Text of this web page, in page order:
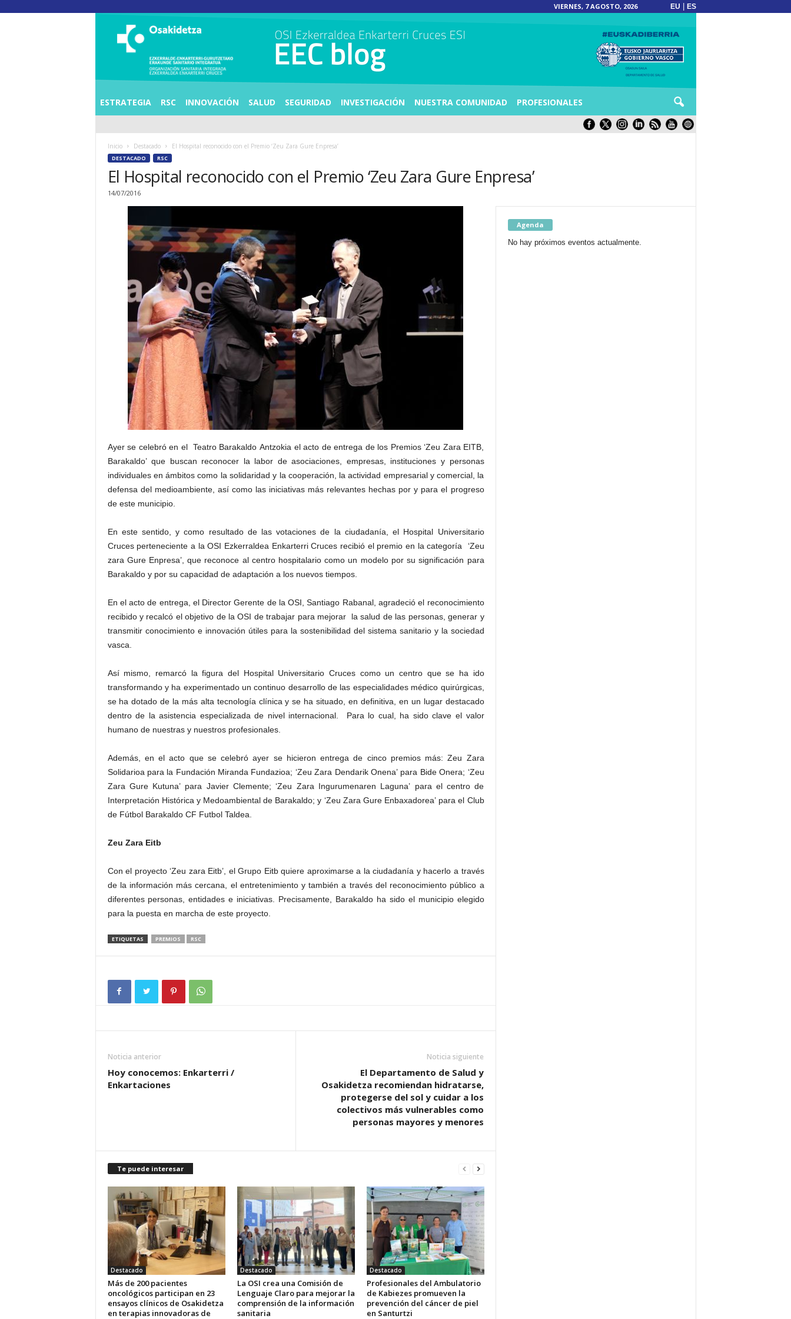
VIERNES, 7 AGOSTO, 2026 EU ES
A
ESTRATEGIA RSC INNOVACIÓN SALUD SEGURIDAD INVESTIGACIÓN NUESTRA COMUNIDAD PROFESIONALES
Inicio Destacado El Hospital reconocido con el Premio ‘Zeu Zara Gure Enpresa’
DESTACADO RSC
El Hospital reconocido con el Premio ‘Zeu Zara Gure Enpresa’
14/07/2016
Ayer se celebró en el Teatro Barakaldo Antzokia el acto de entrega de los Premios ‘Zeu Zara EITB,
Barakaldo’ que buscan reconocer la labor de asociaciones, empresas, instituciones y personas
individuales en ámbitos como la solidaridad y la cooperación, la actividad empresarial y comercial, la
defensa del medioambiente, así como las iniciativas más relevantes hechas por y para el progreso
de este municipio.
En este sentido, y como resultado de las votaciones de la ciudadanía, el Hospital Universitario
Cruces perteneciente a la OSI Ezkerraldea Enkarterri Cruces recibió el premio en la categoría ‘Zeu
zara Gure Enpresa’, que reconoce al centro hospitalario como un modelo por su significación para
Barakaldo y por su capacidad de adaptación a los nuevos tiempos.
En el acto de entrega, el Director Gerente de la OSI, Santiago Rabanal, agradeció el reconocimiento
recibido y recalcó el objetivo de la OSI de trabajar para mejorar la salud de las personas, generar y
transmitir conocimiento e innovación útiles para la sostenibilidad del sistema sanitario y la sociedad
vasca.
Así mismo, remarcó la figura del Hospital Universitario Cruces como un centro que se ha ido
transformando y ha experimentado un continuo desarrollo de las especialidades médico quirúrgicas,
se ha dotado de la más alta tecnología clínica y se ha situado, en definitiva, en un lugar destacado
dentro de la asistencia especializada de nivel internacional. Para lo cual, ha sido clave el valor
humano de nuestras y nuestros profesionales.
Además, en el acto que se celebró ayer se hicieron entrega de cinco premios más: Zeu Zara
Solidarioa para la Fundación Miranda Fundazioa; ‘Zeu Zara Dendarik Onena’ para Bide Onera; ‘Zeu
Zara Gure Kutuna’ para Javier Clemente; ‘Zeu Zara Ingurumenaren Laguna’ para el centro de
Interpretación Histórica y Medoambiental de Barakaldo; y ‘Zeu Zara Gure Enbaxadorea’ para el Club
de Fútbol Barakaldo CF Futbol Taldea.
Zeu Zara Eitb
Con el proyecto ‘Zeu zara Eitb’, el Grupo Eitb quiere aproximarse a la ciudadanía y hacerlo a través
de la información más cercana, el entretenimiento y también a través del reconocimiento público a
diferentes personas, entidades e iniciativas. Precisamente, Barakaldo ha sido el municipio elegido
para la puesta en marcha de este proyecto.
ETIQUETAS PREMIOS RSC
Noticia anterior
Hoy conocemos: Enkarterri /
Enkartaciones
Noticia siguiente
El Departamento de Salud y
Osakidetza recomiendan hidratarse,
protegerse del sol y cuidar a los
colectivos más vulnerables como
personas mayores y menores
Te puede interesar
Destacado
Más de 200 pacientes
oncológicos participan en 23
ensayos clínicos de Osakidetza
en terapias innovadoras de
Destacado
La OSI crea una Comisión de
Lenguaje Claro para mejorar la
comprensión de la información
sanitaria
Destacado
Profesionales del Ambulatorio
de Kabiezes promueven la
prevención del cáncer de piel
en Santurtzi
Agenda
No hay próximos eventos actualmente.